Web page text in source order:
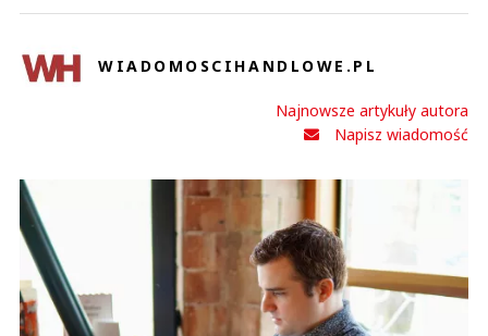
WIADOMOSCIHANDLOWE.PL
Najnowsze artykuły autora
Napisz wiadomość